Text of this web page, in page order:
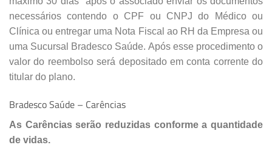
necessários contendo o CPF ou CNPJ do Médico ou
Clínica ou entregar uma Nota Fiscal ao RH da Empresa ou
uma Sucursal Bradesco Saúde. Após esse procedimento o
valor do reembolso será depositado em conta corrente do
titular do plano.
Bradesco Saúde – Carências
As Carências serão reduzidas conforme a quantidade
de vidas.